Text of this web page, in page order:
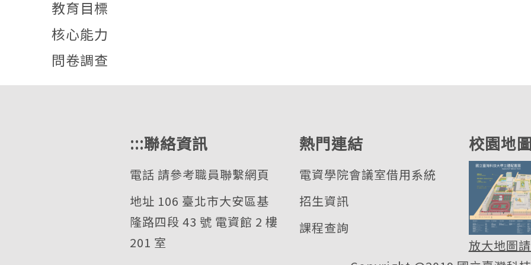
教育目標
核心能力
問卷調查
:::聯絡資訊
電話 請參考職員聯繫網頁
地址 106 臺北市大安區基
隆路四段 43 號 電資館 2 樓
201 室
熱門連結
電資學院會議室借用系統
招生資訊
課程查詢
校園地
放大地圖